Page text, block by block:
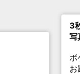
3
写
ボ
お